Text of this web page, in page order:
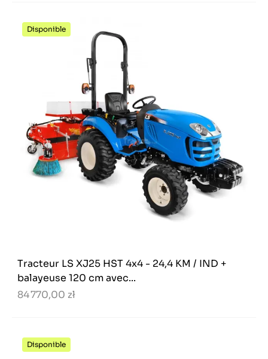
Disponible
Tracteur LS XJ25 HST 4x4 - 24,4 KM / IND +
balayeuse 120 cm avec...
84 770,00 zł
Disponible